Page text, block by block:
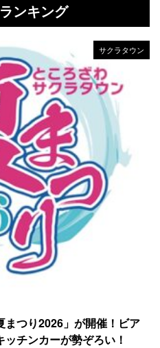
ンキング
サクラタウン
まつり2026」が開催！ビア
チンカーが勢ぞろい！